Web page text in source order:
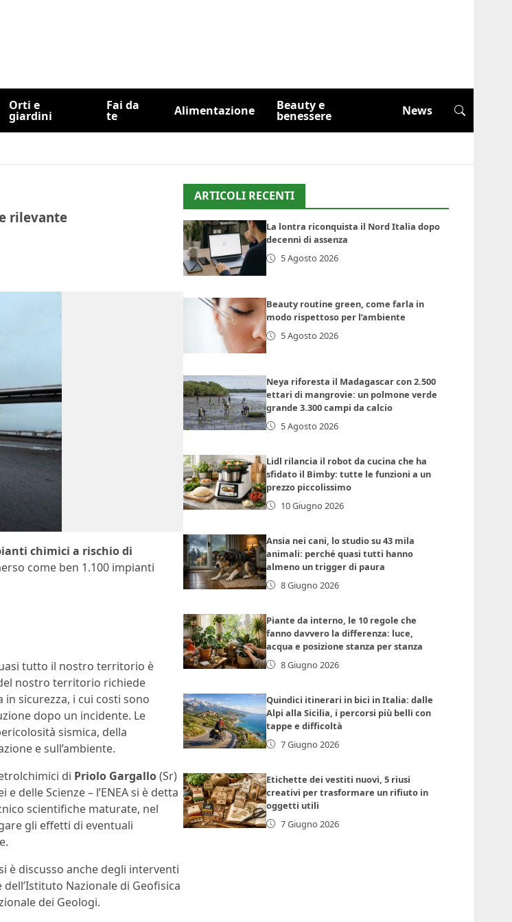
Orti e
giardini
Fai da
te Alimentazione Beauty e
benessere News
rilevante
chimici a rischio di
come ben 1.100 impianti
tutto il nostro territorio è
nostro territorio richiede
sicurezza, i cui costi sono
dopo un incidente. Le
sismica, della
e sull’ambiente.
di Priolo Gargallo(Sr)
delle Scienze – l’ENEA si è detta
scientifiche maturate, nel
gli effetti di eventuali
è discusso anche degli interventi
dell’Istituto Nazionale di Geofisica
dei Geologi.
ARTICOLI RECENTI
La lontra riconquista il Nord Italia dopo
decenni di assenza
5 Agosto 2026
Beauty routine green, come farla in
modo rispettoso per l’ambiente
5 Agosto 2026
Neya riforesta il Madagascar con 2.500
ettari di mangrovie: un polmone verde
grande 3.300 campi da calcio
5 Agosto 2026
Lidl rilancia il robot da cucina che ha
sfidato il Bimby: tutte le funzioni a un
prezzo piccolissimo
10 Giugno 2026
Ansia nei cani, lo studio su 43 mila
animali: perché quasi tutti hanno
almeno un trigger di paura
8 Giugno 2026
Piante da interno, le 10 regole che
fanno davvero la differenza: luce,
acqua e posizione stanza per stanza
8 Giugno 2026
Quindici itinerari in bici in Italia: dalle
Alpi alla Sicilia, i percorsi più belli con
tappe e difficoltà
7 Giugno 2026
Etichette dei vestiti nuovi, 5 riusi
creativi per trasformare un rifiuto in
oggetti utili
7 Giugno 2026